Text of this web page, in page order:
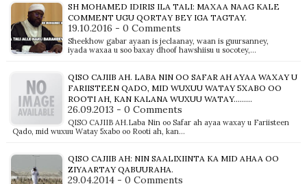
SH MOHAMED IDIRIS ILA TALI: MAXAA NAAG KALE
COMMENT UGU QORTAY BEY IGA TAGTAY.
19.10.2016 - 0 Comments
Sheekhow gabar ayaan is jeclaanay, waan is guursanney,
iyada waxaa u soo baxay dhoof hawshiisu u socotey,…
QISO CAJIIB AH. LABA NIN OO SAFAR AH AYAA WAXAY U
FARIISTEEN QADO, MID WUXUU WATAY 5XABO OO
ROOTI AH, KAN KALANA WUXUU WATAY.........
26.09.2013 - 0 Comments
QISO CAJIIB AH.Laba Nin oo Safar ah ayaa waxay u Fariisteen
Qado, mid wuxuu Watay 5xabo oo Rooti ah, kan…
QISO CAJIIB AH: NIN SAALIXIINTA KA MID AHAA OO
ZIYAARTAY QABUURAHA.
29.04.2014 - 0 Comments